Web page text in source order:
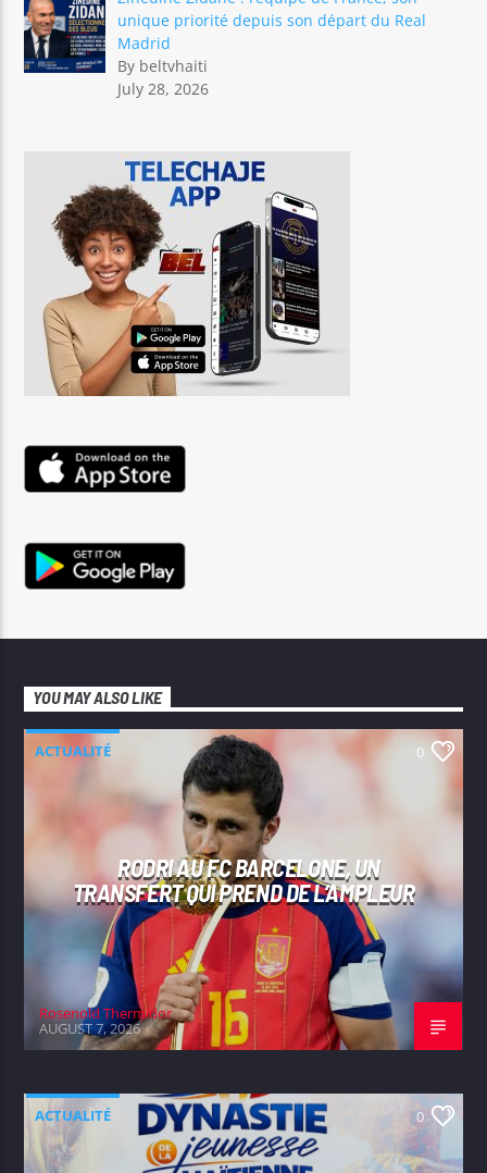
unique priorité depuis son départ du Real
Madrid
By beltvhaiti
July 28, 2026
YOU MAY ALSO LIKE
ACTUALITÉ 0
RODRI AU FC BARCELONE, UN
TRANSFERT QUI PREND DE L’AMPLEUR
Rosenold Thermidor
AUGUST 7, 2026
ACTUALITÉ 0